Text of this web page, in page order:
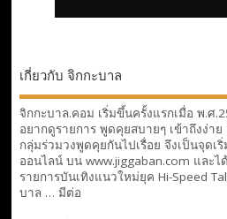
เกี่ยวกับ จิกกะบาล
จิกกะบาล.คอม เริ่มขึ้นครั้งแรกเมื่อ พ.ศ
อยากดูรายการ พูดคุยสบายๆ เข้าถึงง่า
กลุ่มร่วมวงพูดคุยกันไปเรื่อย จึงเป็นจุดเ
ออนไลน์ บน www.jiggaban.com และ
รายการบันเทิงแนวใหม่ยุค Hi-Speed
บาล … มีต่อ